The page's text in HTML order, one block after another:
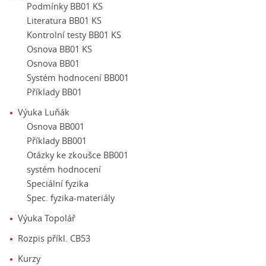
Podmínky BB01 KS
Literatura BB01 KS
Kontrolní testy BB01 KS
Osnova BB01 KS
Osnova BB01
Systém hodnocení BB001
Příklady BB01
Výuka Luňák
Osnova BB001
Příklady BB001
Otázky ke zkoušce BB001
systém hodnocení
Speciální fyzika
Spec. fyzika-materiály
Výuka Topolář
Rozpis příkl. CB53
Kurzy